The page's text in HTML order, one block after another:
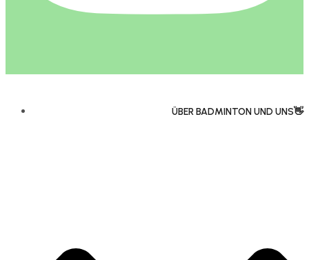
ÜBER BADMINTON UND UNS👋